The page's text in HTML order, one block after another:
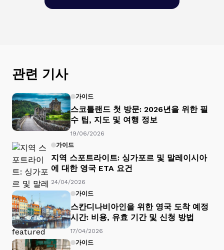
관련 기사
가이드
스코틀랜드 첫 방문: 2026년을 위한 필
수 팁, 지도 및 여행 정보
19/06/2026
가이드
지역 스포트라이트: 싱가포르 및 말레이시아
에 대한 영국 ETA 요건
24/04/2026
가이드
스칸디나비아인을 위한 영국 도착 예정
시간: 비용, 유효 기간 및 신청 방법
17/04/2026
가이드